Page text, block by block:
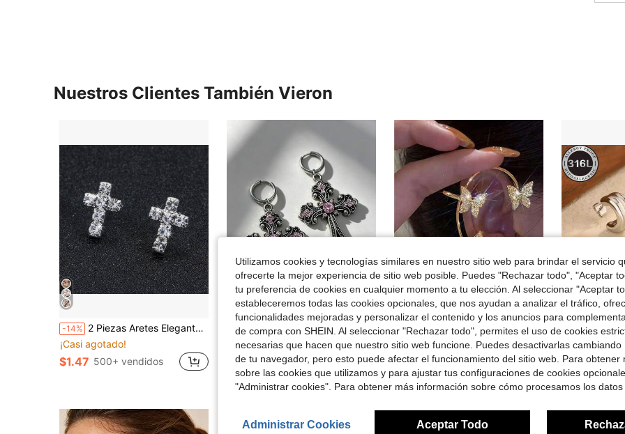
Nuestros Clientes También Vieron
-14% 2 Piezas Aretes Elegantes De Cristal Con Clip, Con Forma De Cruz, No Necesitan Perforación, Ideal Para Uso Diario De Las Mujeres
¡Casi agotado!
$1.47 500+ vendidos
-12% 1 par de ganchos para orejas de acero inoxidable, colgante de cruz, aretes góticos, adecuados para mujeres, uso festivo, Halloween
$2.72
Clientes habituales
-16% 1 Set de Elegantes Aretes de Mariposa de Metal Dorado, Adecuados para el Uso Diario de Mujeres
#3 Más vendidos en Oro Pañuelos para las orejas para mujer
¡Casi agotado!
#3 Más vendidos en Oro Pañuelos para las orejas para mujer
¡Casi agotado!
#3 Más vendidos en Oro Pañuelos para las orejas para mujer
¡Casi agotado!
¡Casi agotado!
$1.85 1k+ vendidos
-17% Pendientes de aro de acero inoxidable hipoalergénico chapado en oro de 18K,
$2.73
Utilizamos cookies y tecnologías similares en nuestro sitio web para brindar el servicio
ofrecerte la mejor experiencia de sitio web posible. Puedes "Rechazar todo", "Aceptar
tu preferencia de cookies en cualquier momento a tu elección. Al seleccionar "Aceptar
estableceremos todas las cookies opcionales, que nos ayudan a analizar el tráfico,
funcionalidades mejoradas y personalizar el contenido y los anuncios para
de compra con SHEIN. Al seleccionar "Rechazar todo", permites el uso de cookies
necesarias que hacen que nuestro sitio web funcione. Puedes desactivarlas cambiando
de tu navegador, pero esto puede afectar el funcionamiento del sitio web. Para obtener
sobre las cookies que utilizamos y para ajustar tus configuraciones de cookies
"Administrar cookies". Para obtener más información sobre cómo procesamos los datos
Administrar Cookies Aceptar Todo